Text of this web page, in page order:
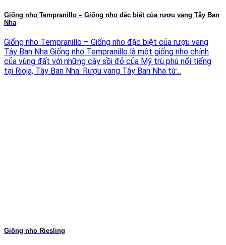
Giống nho Tempranillo – Giống nho đặc biệt của rượu vang Tây Ban
Nha
Giống nho Tempranillo – Giống nho đặc biệt của rượu vang
Tây Ban Nha Giống nho Tempranillo là một giống nho chính
của vùng đất với những cây sồi đỏ của Mỹ trù phú nổi tiếng
tại Rioja, Tây Ban Nha. Rượu vang Tây Ban Nha từ...
Giống nho Riesling